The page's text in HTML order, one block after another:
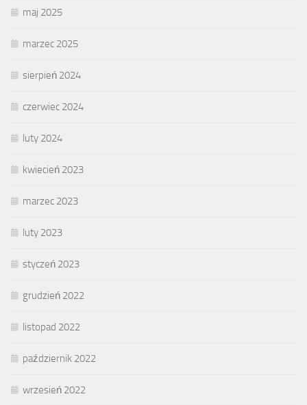
maj 2025
marzec 2025
sierpień 2024
czerwiec 2024
luty 2024
kwiecień 2023
marzec 2023
luty 2023
styczeń 2023
grudzień 2022
listopad 2022
październik 2022
wrzesień 2022